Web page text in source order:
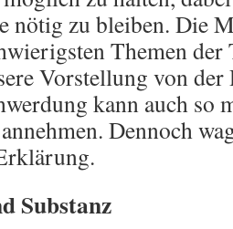
nötig zu bleiben. Die
Themen
Vorstellung von
kann auch so
Dennoch
Substanz